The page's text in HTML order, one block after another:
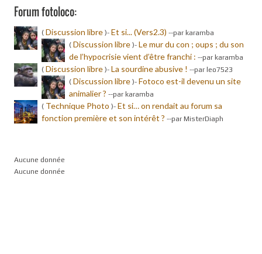
Forum fotoloco:
( Discussion libre )- Et si... (Vers2.3) --par karamba
( Discussion libre )- Le mur du con ; oups ; du son
de l’hypocrisie vient d’être franchi : --par karamba
( Discussion libre )- La sourdine abusive ! --par leo7523
( Discussion libre )- Fotoco est-il devenu un site
animalier ? --par karamba
( Technique Photo )- Et si… on rendait au forum sa
fonction première et son intérêt ? --par MisterDiaph
Aucune donnée
Aucune donnée